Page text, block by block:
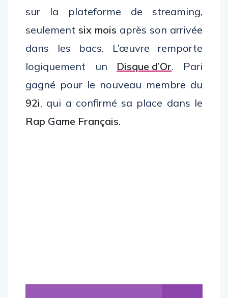
sur la plateforme de streaming,
seulement six mois après son arrivée
dans les bacs. L’œuvre remporte
logiquement un Disque d’Or. Pari
gagné pour le nouveau membre du
92i, qui a confirmé sa place dans le
Rap Game Français.